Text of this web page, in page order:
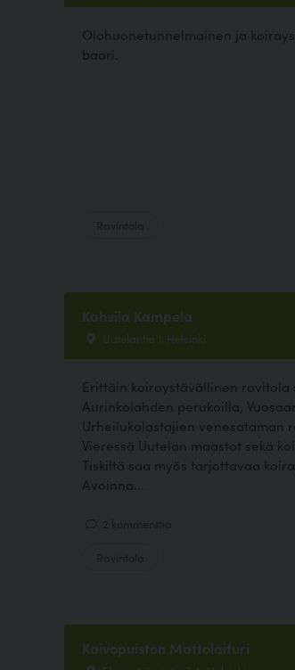
Olohuonetunnelmainen ja
baari.
Kahvila Kampela
Uutelantie 1, Helsinki
Erittäin koiraystävällinen ravitola
Aurinkolahden perukoilla,
Urheilukalastajien venesataman
Vieressä Uutelan maastot sekä
Tiskiltä saa myös tarjottavaa
Avoinna...
Kaivopuiston Mattolaituri